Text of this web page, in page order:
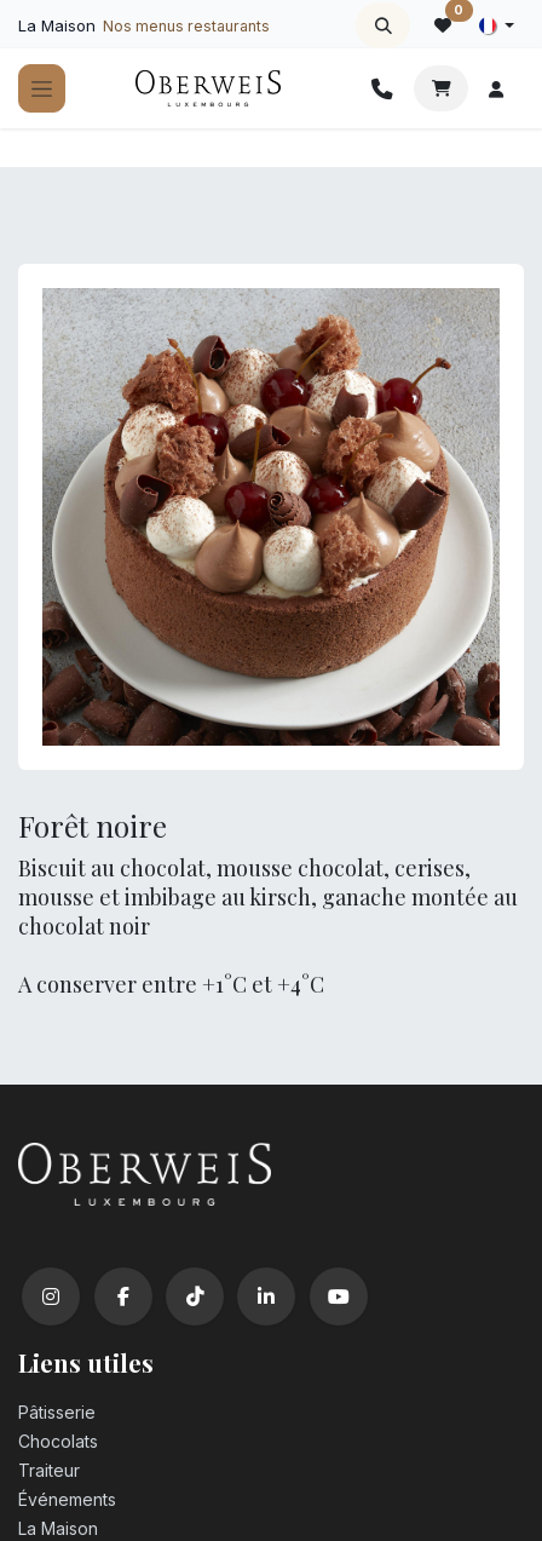
La Maison Nos menus restaurants
0
Forêt noire
Biscuit au chocolat, mousse chocolat, cerises,
mousse et imbibage au kirsch, ganache montée au
chocolat noir
A conserver entre +1°C et +4°C
Liens utiles
Pâtisserie
Chocolats
Traiteur
Événements
La Maison